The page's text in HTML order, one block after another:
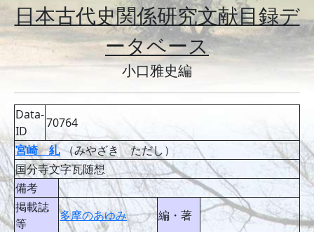
日本古代史関係研究文献目録デ
ータベース
小口雅史編
Data-
ID
70764
宮崎 糺（みやざき ただし）
国分寺文字瓦随想
備考
掲載誌
等
多摩のあゆみ 編・著